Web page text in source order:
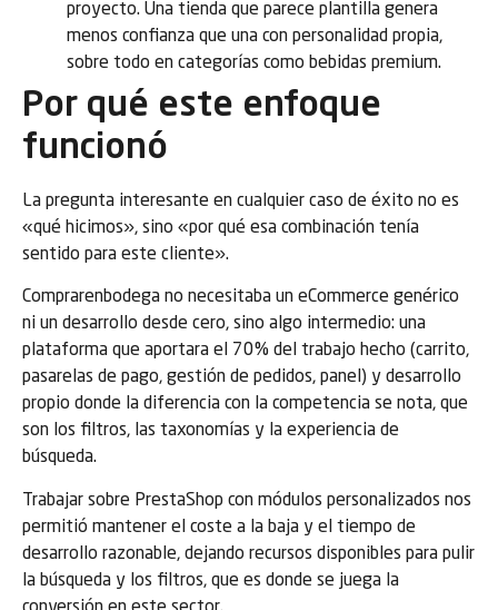
proyecto. Una tienda que parece plantilla genera
menos confianza que una con personalidad propia,
sobre todo en categorías como bebidas premium.
Por qué este enfoque
funcionó
La pregunta interesante en cualquier caso de éxito no es
«qué hicimos», sino «por qué esa combinación tenía
sentido para este cliente».
Comprarenbodega no necesitaba un eCommerce genérico
ni un desarrollo desde cero, sino algo intermedio: una
plataforma que aportara el 70% del trabajo hecho (carrito,
pasarelas de pago, gestión de pedidos, panel) y desarrollo
propio donde la diferencia con la competencia se nota, que
son los filtros, las taxonomías y la experiencia de
búsqueda.
Trabajar sobre PrestaShop con módulos personalizados nos
permitió mantener el coste a la baja y el tiempo de
desarrollo razonable, dejando recursos disponibles para pulir
la búsqueda y los filtros, que es donde se juega la